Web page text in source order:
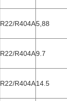
R22/R404A1.5